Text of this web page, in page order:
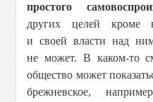
простого
других целей кроме
и своей власти над
не может. В каком-то
общество может
брежневское,